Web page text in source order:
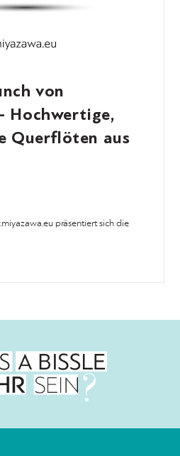
von
Hochwertige,
Querflöten aus
präsentiert sich die